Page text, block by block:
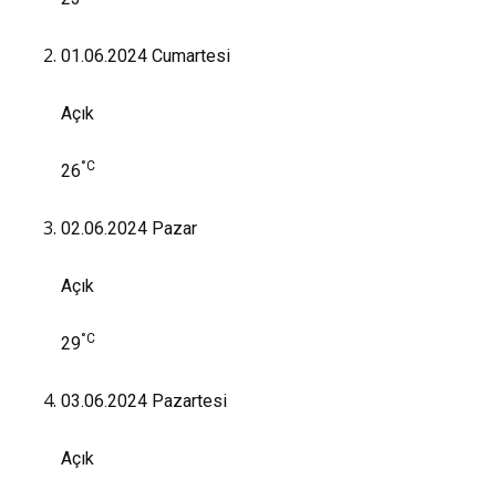
01.06.2024 Cumartesi
Açık
26°C
02.06.2024 Pazar
Açık
29°C
03.06.2024 Pazartesi
Açık